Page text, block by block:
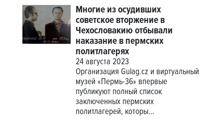
Многие из осудивших
советское вторжение в
Чехословакию отбывали
наказание в пермских
политлагерях
24 августа 2023
Организация Gulag.cz и виртуальный
музей «Пермь-36» впервые
публикуют полный список
заключенных пермских
политлагерей, которы...